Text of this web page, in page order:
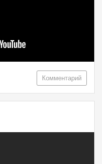
Комментарий